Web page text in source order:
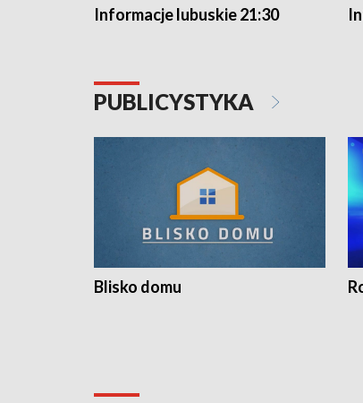
Informacje lubuskie 21:30
PUBLICYSTYKA
Blisko domu